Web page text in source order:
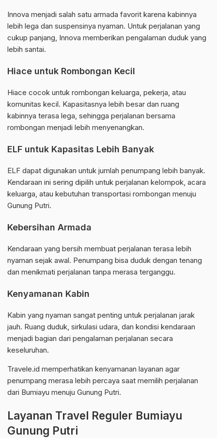
Innova menjadi salah satu armada favorit karena kabinnya
lebih lega dan suspensinya nyaman. Untuk perjalanan yang
cukup panjang, Innova memberikan pengalaman duduk yang
lebih santai.
Hiace untuk Rombongan Kecil
Hiace cocok untuk rombongan keluarga, pekerja, atau
komunitas kecil. Kapasitasnya lebih besar dan ruang
kabinnya terasa lega, sehingga perjalanan bersama
rombongan menjadi lebih menyenangkan.
ELF untuk Kapasitas Lebih Banyak
ELF dapat digunakan untuk jumlah penumpang lebih banyak.
Kendaraan ini sering dipilih untuk perjalanan kelompok, acara
keluarga, atau kebutuhan transportasi rombongan menuju
Gunung Putri.
Kebersihan Armada
Kendaraan yang bersih membuat perjalanan terasa lebih
nyaman sejak awal. Penumpang bisa duduk dengan tenang
dan menikmati perjalanan tanpa merasa terganggu.
Kenyamanan Kabin
Kabin yang nyaman sangat penting untuk perjalanan jarak
jauh. Ruang duduk, sirkulasi udara, dan kondisi kendaraan
menjadi bagian dari pengalaman perjalanan secara
keseluruhan.
Travele.id memperhatikan kenyamanan layanan agar
penumpang merasa lebih percaya saat memilih perjalanan
dari Bumiayu menuju Gunung Putri.
Layanan Travel Reguler Bumiayu
Gunung Putri